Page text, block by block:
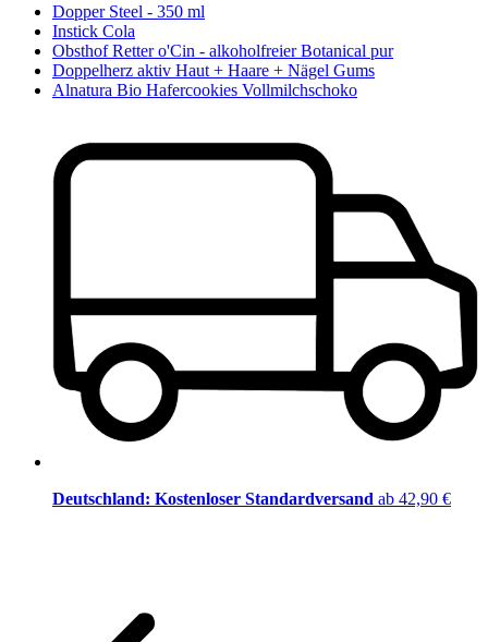
Dopper Steel - 350 ml
Instick Cola
Obsthof Retter o'Cin - alkoholfreier Botanical pur
Doppelherz aktiv Haut + Haare + Nägel Gums
Alnatura Bio Hafercookies Vollmilchschoko
Deutschland: Kostenloser Standardversand ab 42,90 €